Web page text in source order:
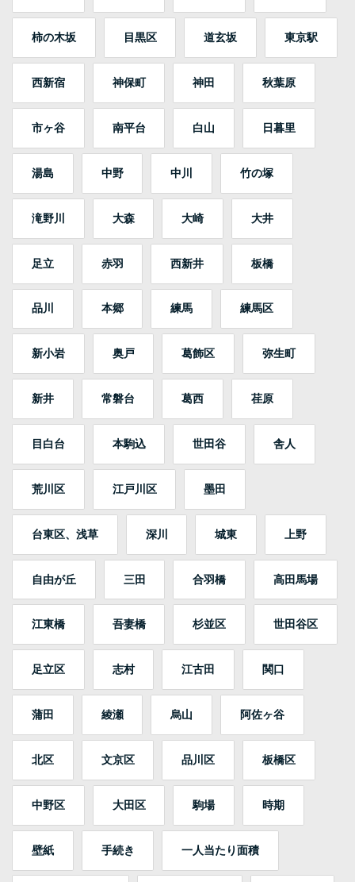
柿の木坂 目黒区 道玄坂 東京駅
西新宿 神保町 神田 秋葉原
市ヶ谷 南平台 白山 日暮里
湯島 中野 中川 竹の塚
滝野川 大森 大崎 大井
足立 赤羽 西新井 板橋
品川 本郷 練馬 練馬区
新小岩 奥戸 葛飾区 弥生町
新井 常磐台 葛西 荏原
目白台 本駒込 世田谷 舎人
荒川区 江戸川区 墨田
台東区、浅草 深川 城東 上野
自由が丘 三田 合羽橋 高田馬場
江東橋 吾妻橋 杉並区 世田谷区
足立区 志村 江古田 関口
蒲田 綾瀬 烏山 阿佐ヶ谷
北区 文京区 品川区 板橋区
中野区 大田区 駒場 時期
壁紙 手続き 一人当たり面積